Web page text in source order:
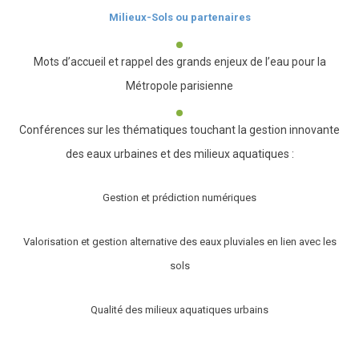
Milieux-Sols ou partenaires
Mots d’accueil et rappel des grands enjeux de l’eau pour la
Métropole parisienne
Conférences sur les thématiques touchant la gestion innovante
des eaux urbaines et des milieux aquatiques :
Gestion et prédiction numériques
Valorisation et gestion alternative des eaux pluviales en lien avec les
sols
Qualité des milieux aquatiques urbains